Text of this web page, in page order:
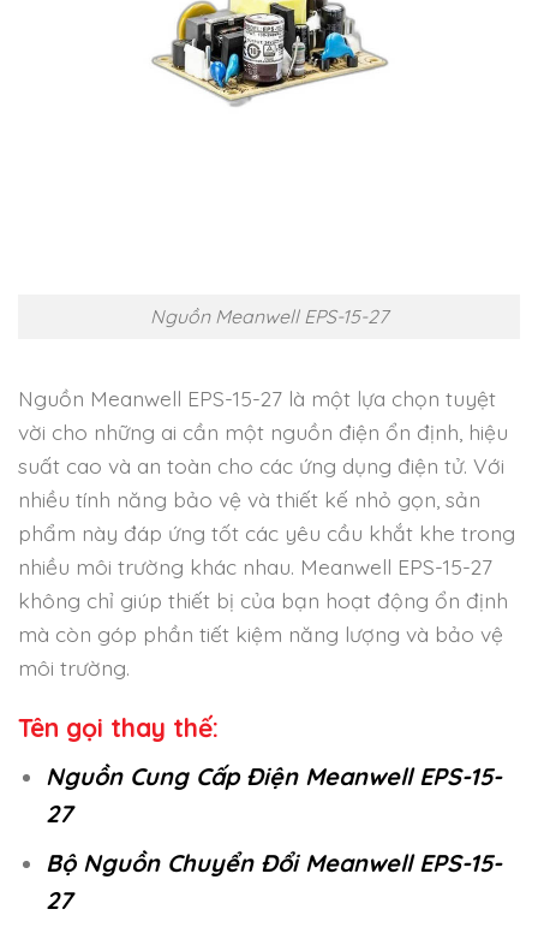
Nguồn Meanwell EPS-15-27
Nguồn Meanwell EPS-15-27 là một lựa chọn tuyệt
vời cho những ai cần một nguồn điện ổn định, hiệu
suất cao và an toàn cho các ứng dụng điện tử. Với
nhiều tính năng bảo vệ và thiết kế nhỏ gọn, sản
phẩm này đáp ứng tốt các yêu cầu khắt khe trong
nhiều môi trường khác nhau. Meanwell EPS-15-27
không chỉ giúp thiết bị của bạn hoạt động ổn định
mà còn góp phần tiết kiệm năng lượng và bảo vệ
môi trường.
Tên gọi thay thế:
Nguồn Cung Cấp Điện Meanwell EPS-15-
27
Bộ Nguồn Chuyển Đổi Meanwell EPS-15-
27